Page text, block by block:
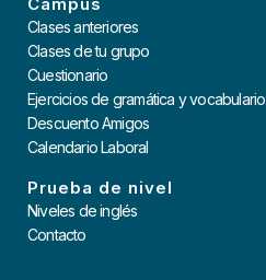
Clases anteriores
Clases de tu grupo
Cuestionario
Ejercicios de gramática y vocabulario
Descuento Amigos
Calendario Laboral
Prueba de nivel
Niveles de inglés
Contacto